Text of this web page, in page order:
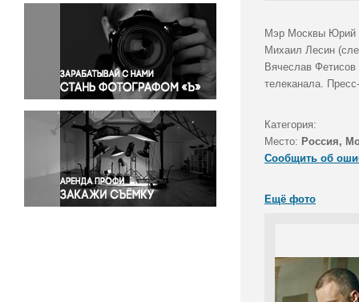
Окружающая среда
Политика
Правосудие
Происшествия и конфликты
Религия
Светская жизнь
Спорт
Экология
Экономика и бизнес
Мэр Москвы Юрий
Михаил Лесин
Вячеслав
телеканала.
Категория:
Место: Россия,
Сообщить об
Ещё фото